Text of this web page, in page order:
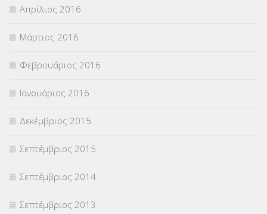
Απρίλιος 2016
Μάρτιος 2016
Φεβρουάριος 2016
Ιανουάριος 2016
Δεκέμβριος 2015
Σεπτέμβριος 2015
Σεπτέμβριος 2014
Σεπτέμβριος 2013